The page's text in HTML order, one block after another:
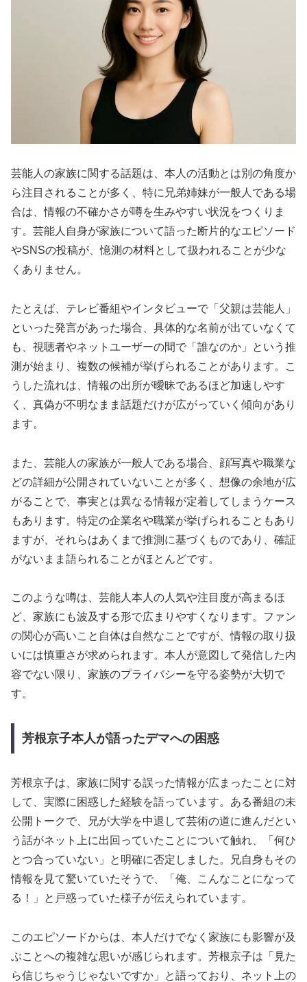
芸能人の家族に関する話題は、本人の活動とは別の角度か
ら注目されることが多く、特に兄弟姉妹が一般人である場
合は、情報の不確かさが噂を生みやすい状況をつくりま
す。芸能人自身が家族について語った断片的なエピソード
やSNSの投稿が、憶測の材料として扱われることが少な
くありません。
たとえば、テレビ番組やインタビューで「父親は芸能人」
といった発言があった場合、具体的な名前が出ていなくて
も、視聴者やネットユーザーの間で「誰なのか」という推
測が始まり、複数の候補が挙げられることがあります。こ
うした流れは、情報の出所が曖昧であるほど加速しやす
く、真偽が不明なまま話題だけが広がっていく傾向があり
ます。
また、芸能人の家族が一般人である場合、顔写真や職業な
どの詳細が公開されていないことが多く、想像の余地が広
がることで、事実とは異なる情報が定着してしまうケース
もあります。特定の企業名や職業が挙げられることもあり
ますが、それらはあくまで推測に基づくものであり、確証
がないまま語られることがほとんどです。
このような噂は、芸能人本人の人気や注目度が高まるほ
ど、家族にも波及する形で広まりやすくなります。ファン
の関心が高いこと自体は自然なことですが、情報の取り扱
いには慎重さが求められます。本人が意図して発信した内
容でない限り、家族のプライバシーを守る姿勢が大切で
す。
芳根京子本人が語ったデマへの困惑
芳根京子は、家族に関する誤った情報が広まったことに対
して、実際に困惑した経験を語っています。ある番組の未
公開トークで、兄が大学を中退して芸術の道に進んだとい
う話がネット上に出回っていたことについて触れ、「何ひ
とつ合っていない」と明確に否定しました。兄自身もその
情報を見て驚いていたそうで、「俺、こんなことになって
る！」と戸惑っていた様子が伝えられています。
このエピソードからは、本人だけでなく家族にも影響が及
ぶことへの複雑な思いが感じられます。芳根京子は「見た
ら信じちゃうじゃないですか」と語っており、ネット上の